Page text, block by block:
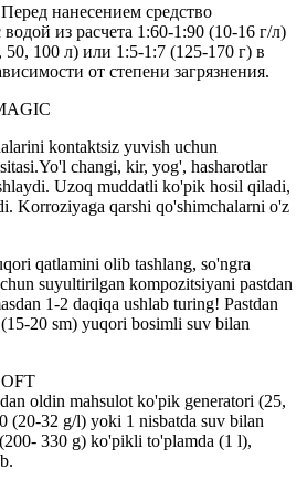
нанесением средство
из расчета 1:60-1:90 (10-16 г/л)
50, 100 л) или 1:5-1:7 (125-170 г) в
от степени загрязнения.
kontaktsiz yuvish uchun
changi, kir, yog', hasharotlar
Uzoq muddatli ko'pik hosil qiladi,
Korroziyaga qarshi qo'shimchalarni o'z
qatlamini olib tashlang, so'ngra
suyultirilgan kompozitsiyani pastdan
1-2 daqiqa ushlab turing! Pastdan
20 sm) yuqori bosimli suv bilan
oldin mahsulot ko'pik generatori (25,
(20-32 g/l) yoki 1 nisbatda suv bilan
330 g) ko'pikli to'plamda (1 l),